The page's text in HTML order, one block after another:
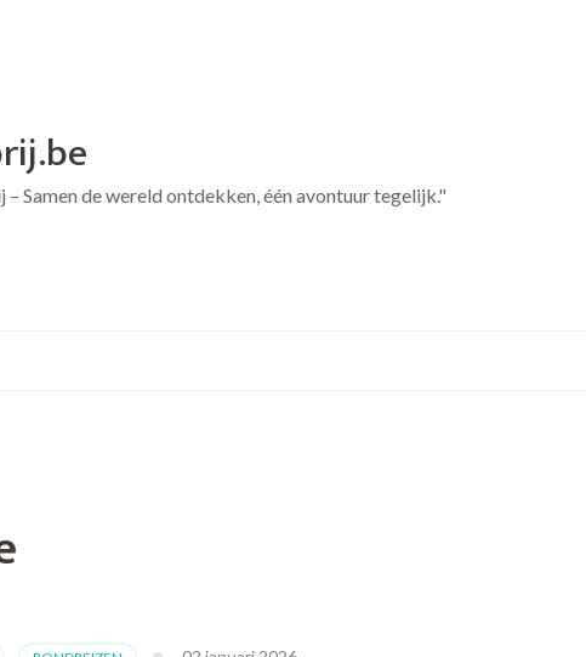
– Samen de wereld ontdekken, één avontuur tegelijk."